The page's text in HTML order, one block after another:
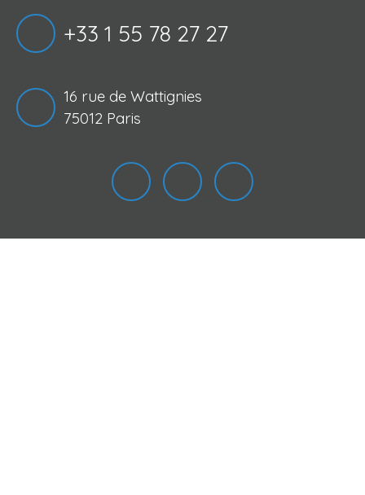
+33 1 55 78 27 27
16 rue de Wattignies
75012 Paris